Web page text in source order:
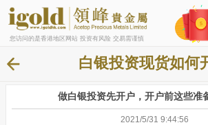
您访问的是香港地区网站 投资有风险 交易需谨慎
白银投资现货如何
做白银投资先开户，开户前这些准
2021/5/31 9:44:56